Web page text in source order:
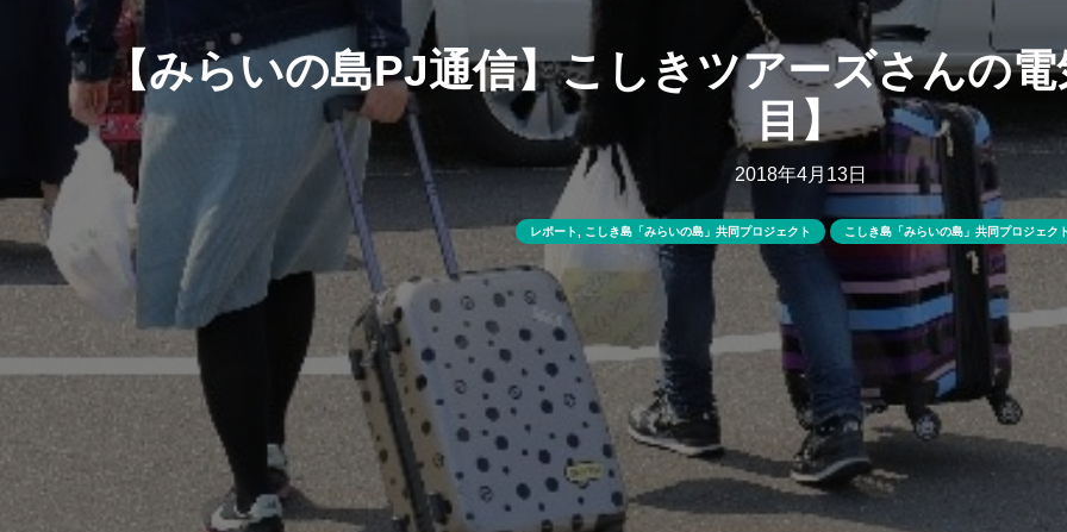
【みらいの島PJ通信】こしきツアーズさんの
目】
2018年4月13日
レポート こしき島「みらいの島」共同プロジェクト こしき島「みらいの島」共同プロジェクト